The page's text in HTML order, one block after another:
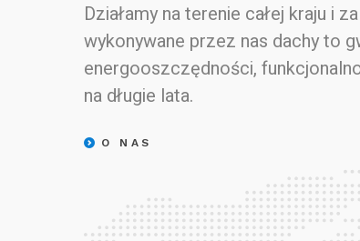
Działamy na terenie całej kraju i
wykonywane przez nas dachy to
energooszczędności,
na długie lata.
O NAS